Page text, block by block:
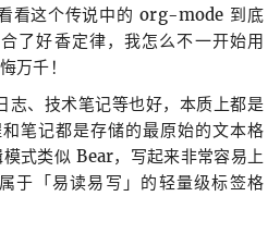
看这个传说中的 org-mode 到底
了好香定律，我怎么不一开始用
万千！
志、技术笔记等也好，本质上都是
笔记都是存储的最原始的文本格
式类似 Bear，写起来非常容易上
于「易读易写」的轻量级标签格